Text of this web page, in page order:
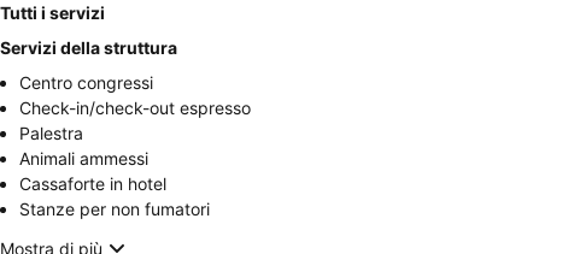
Tutti i servizi
Servizi della struttura
Centro congressi
Check-in/check-out espresso
Palestra
Animali ammessi
Cassaforte in hotel
Stanze per non fumatori
Mostra di più